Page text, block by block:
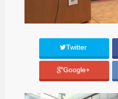
Twitter
Google+